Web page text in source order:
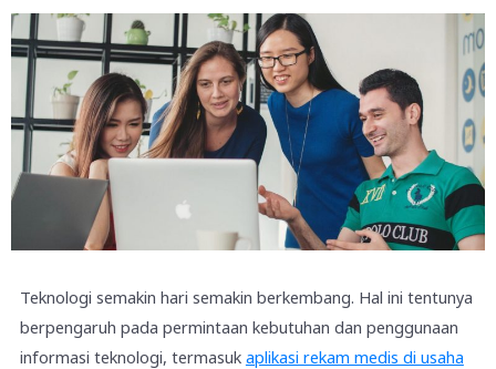
Teknologi semakin hari semakin berkembang. Hal ini tentunya
berpengaruh pada permintaan kebutuhan dan penggunaan
informasi teknologi, termasuk aplikasi rekam medis di usaha